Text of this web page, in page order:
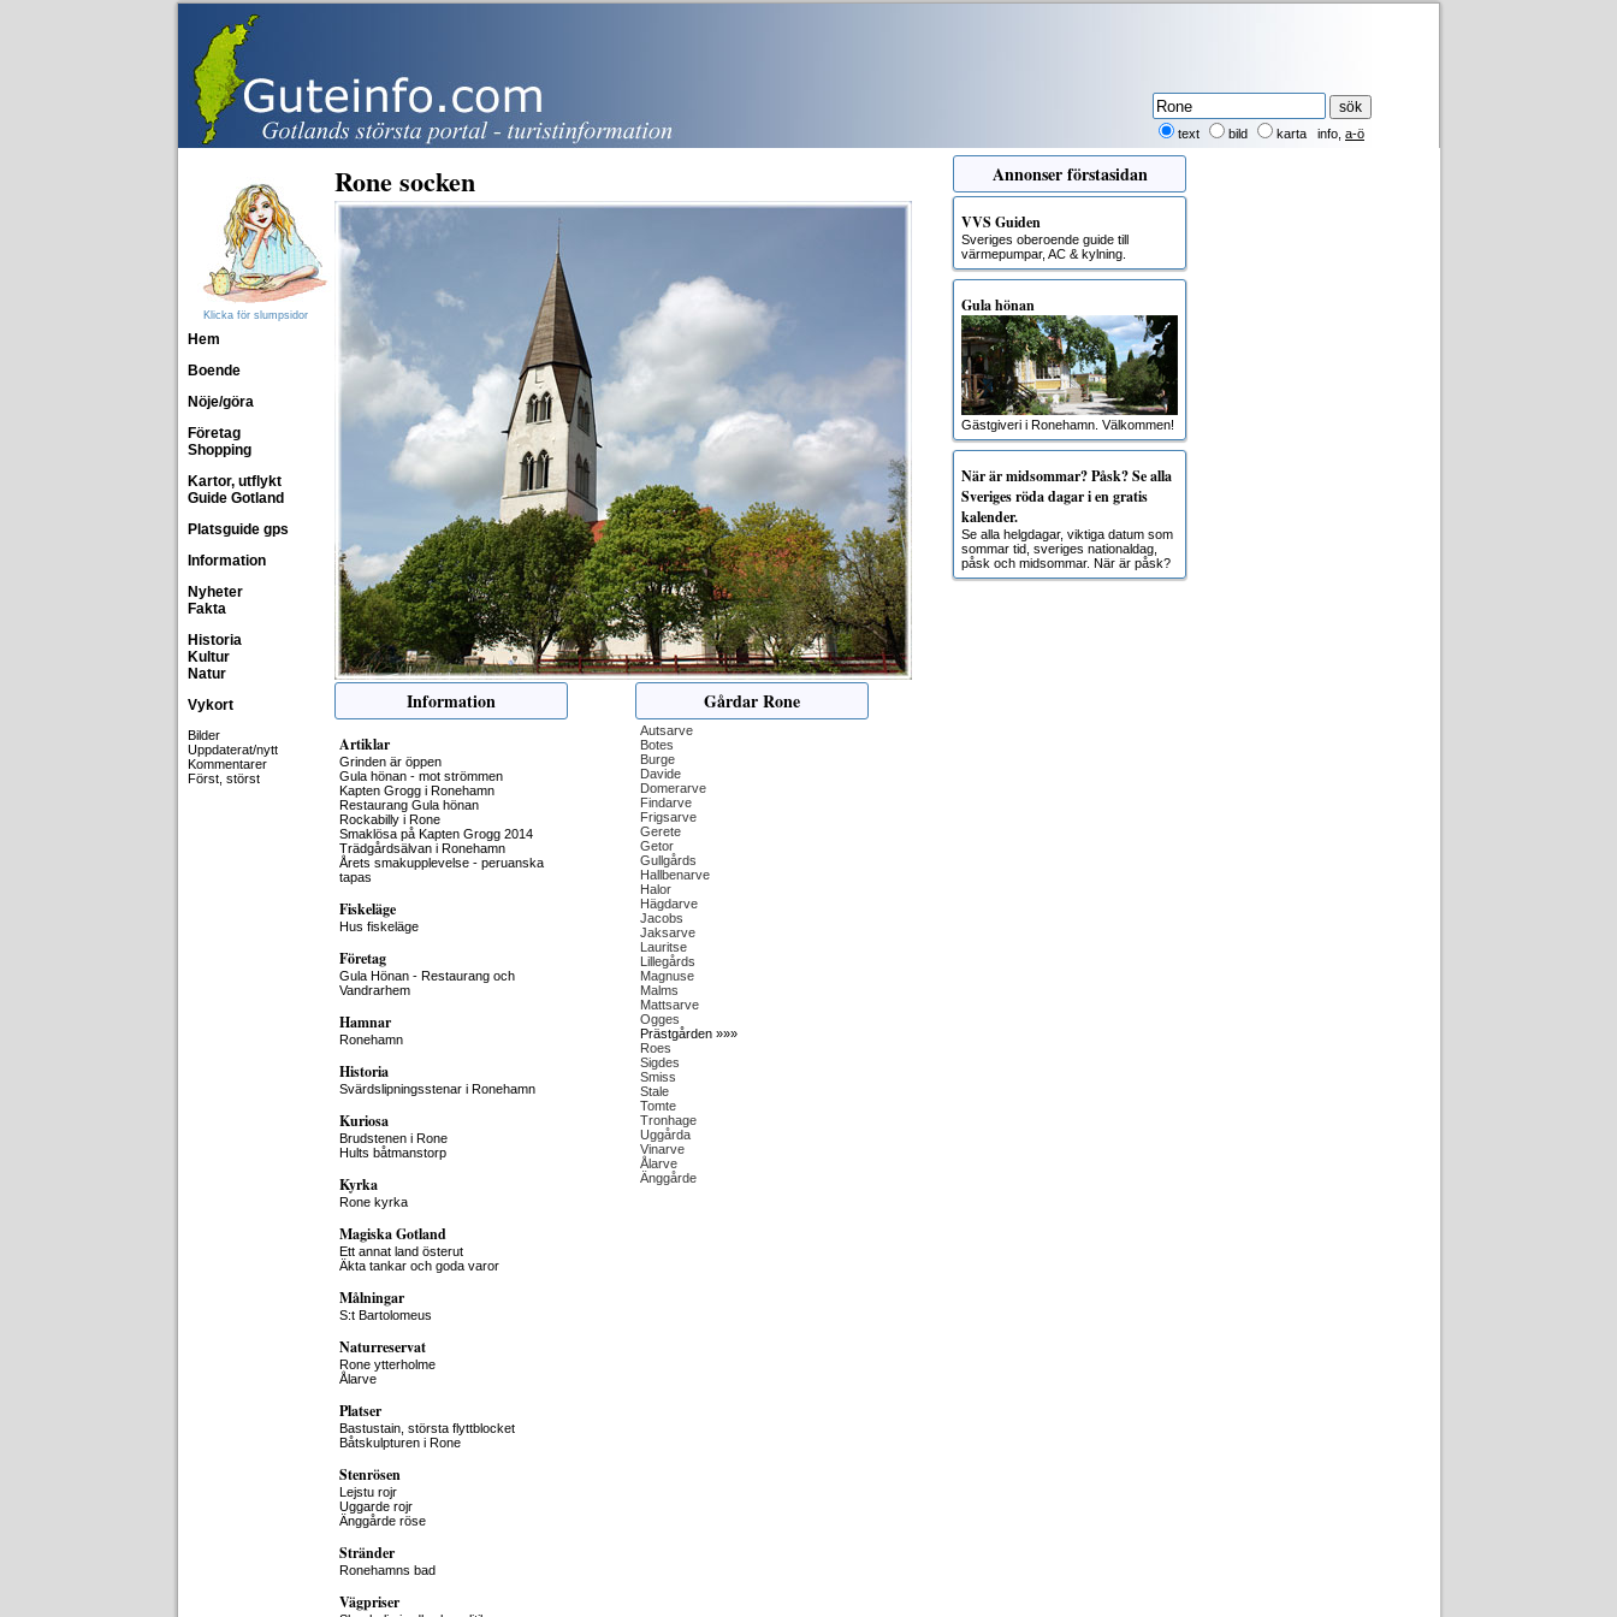
text bild karta info a-ö
Klicka för slumpsidor
Hem
Boende
Nöje/göra
Företag
Shopping
Kartor, utflykt
Guide Gotland
Platsguide gps
Information
Nyheter
Fakta
Historia
Kultur
Natur
Vykort
Bilder
Uppdaterat/nytt
Kommentarer
Först, störst
Rone socken
Information
Artiklar
Grinden är öppen
Gula hönan - mot strömmen
Kapten Grogg i Ronehamn
Restaurang Gula hönan
Rockabilly i Rone
Smaklösa på Kapten Grogg 2014
Trädgårdsälvan i Ronehamn
Årets smakupplevelse - peruanska
tapas
Fiskeläge
Hus fiskeläge
Företag
Gula Hönan - Restaurang och
Vandrarhem
Hamnar
Ronehamn
Historia
Svärdslipningsstenar i Ronehamn
Kuriosa
Brudstenen i Rone
Hults båtmanstorp
Kyrka
Rone kyrka
Magiska Gotland
Ett annat land österut
Äkta tankar och goda varor
Målningar
S:t Bartolomeus
Naturreservat
Rone ytterholme
Ålarve
Platser
Bastustain, största flyttblocket
Båtskulpturen i Rone
Stenrösen
Lejstu rojr
Uggarde rojr
Änggårde röse
Stränder
Ronehamns bad
Vägpriser
Gårdar Rone
Autsarve
Botes
Burge
Davide
Domerarve
Findarve
Frigsarve
Gerete
Getor
Gullgårds
Hallbenarve
Halor
Hägdarve
Jacobs
Jaksarve
Lauritse
Lillegårds
Magnuse
Malms
Mattsarve
Ogges
Prästgården »»»
Roes
Sigdes
Smiss
Stale
Tomte
Tronhage
Uggårda
Vinarve
Ålarve
Änggårde
Annonser förstasidan
VVS Guiden
Sveriges oberoende guide till
värmepumpar, AC & kylning.
Gula hönan
Gästgiveri i Ronehamn. Välkommen!
När är midsommar? Påsk? Se alla
Sveriges röda dagar i en gratis
kalender.
Se alla helgdagar, viktiga datum som
sommar tid, sveriges nationaldag,
påsk och midsommar. När är påsk?